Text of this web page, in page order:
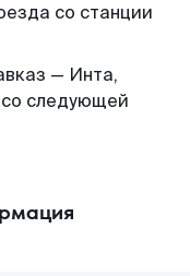
со станции
— Инта,
следующей